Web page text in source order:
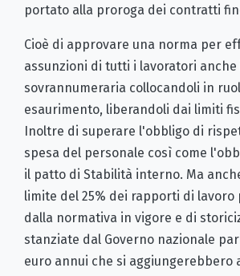
portato alla proroga dei contratti
Cioè di approvare una norma per
assunzioni di tutti i lavoratori anche
sovrannumeraria collocandoli in
esaurimento, liberandoli dai limiti
Inoltre di superare l'obbligo di
spesa del personale così come
il patto di Stabilità interno. Ma
limite del 25% dei rapporti di
dalla normativa in vigore e di
stanziate dal Governo nazionale
euro annui che si aggiungerebbero